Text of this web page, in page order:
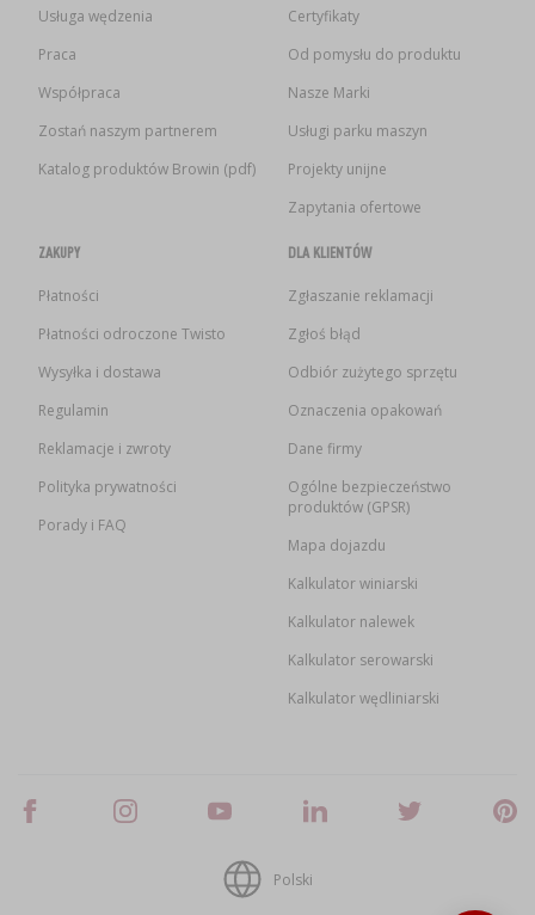
Usługa wędzenia
Praca
Współpraca
Zostań naszym partnerem
Katalog produktów Browin (pdf)
Certyfikaty
Od pomysłu do produktu
Nasze Marki
Usługi parku maszyn
Projekty unijne
Zapytania ofertowe
ZAKUPY
Płatności
Płatności odroczone Twisto
Wysyłka i dostawa
Regulamin
Reklamacje i zwroty
Polityka prywatności
Porady i FAQ
DLA KLIENTÓW
Zgłaszanie reklamacji
Zgłoś błąd
Odbiór zużytego sprzętu
Oznaczenia opakowań
Dane firmy
Ogólne bezpieczeństwo
produktów (GPSR)
Mapa dojazdu
Kalkulator winiarski
Kalkulator nalewek
Kalkulator serowarski
Kalkulator wędliniarski
Polski